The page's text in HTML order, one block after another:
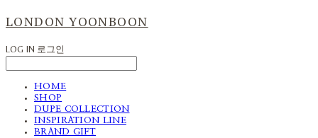
LONDON YOONBOON
LOG IN 로그인
HOME
SHOP
DUPE COLLECTION
INSPIRATION LINE
BRAND GIFT